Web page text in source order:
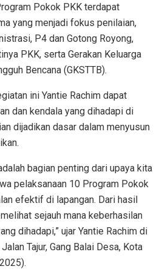
Pokok PKK terdapat
yang menjadi fokus penilaian,
P4 dan Gotong Royong,
PKK, serta Gerakan Keluarga
Bencana (GKSTTB).
ini Yantie Rachim dapat
dan kendala yang dihadapi di
dijadikan dasar dalam menyusun
bagian penting dari upaya kita
pelaksanaan 10 Program Pokok
efektif di lapangan. Dari hasil
sejauh mana keberhasilan
dihadapi,” ujar Yantie Rachim di
Tajur, Gang Balai Desa, Kota